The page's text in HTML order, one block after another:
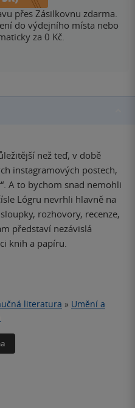
přes Zásilkovnu zdarma.
do výdejního místa nebo
za 0 Kč.
než teď, v době
instagramových postech,
A to bychom snad nemohli
Lógru nevrhli hlavně na
rozhovory, recenze,
představí nezávislá
knih a papíru.
literatura » Umění a